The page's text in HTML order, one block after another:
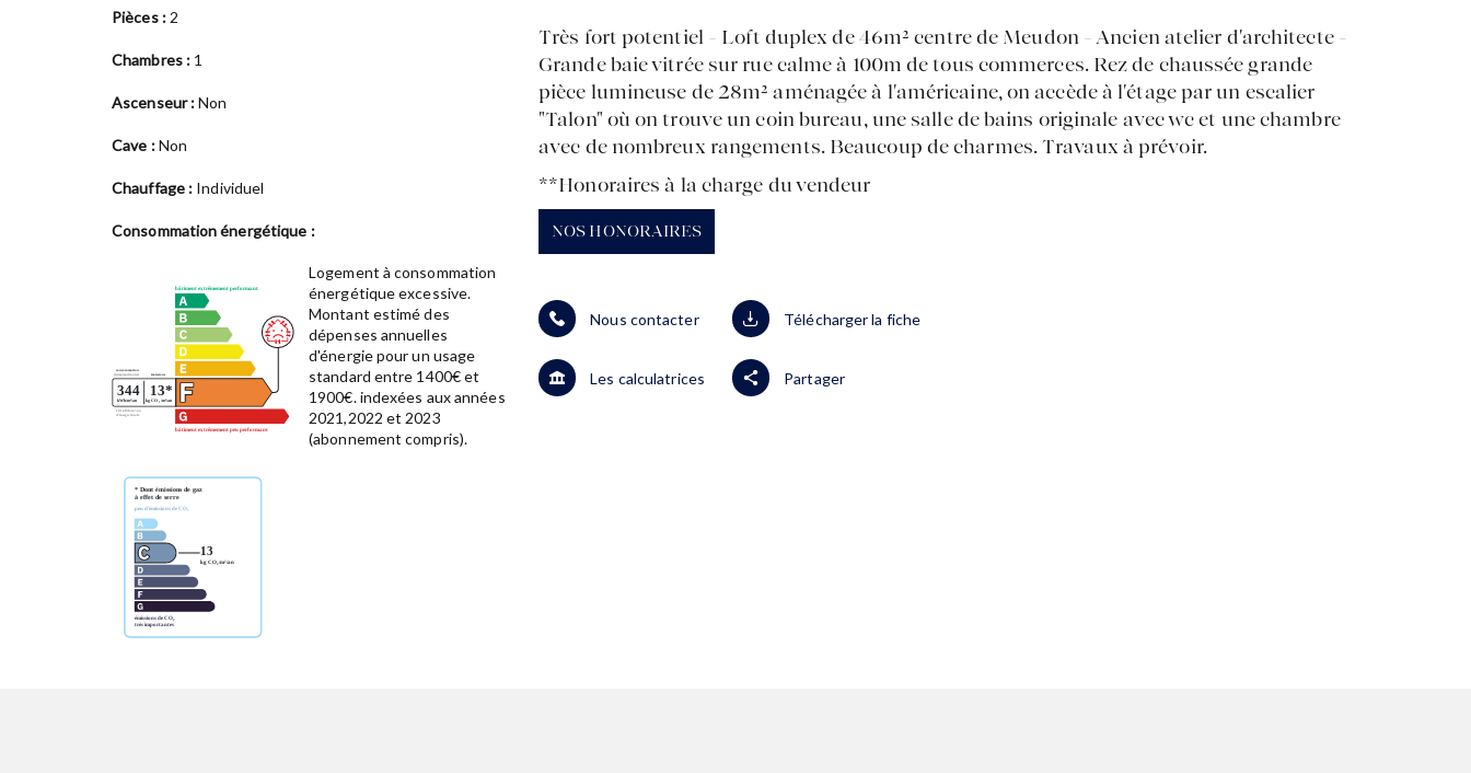
Pièces : 2
Chambres : 1
Ascenseur :Non
Cave :Non
Chauffage : Individuel
Consommation énergétique :
Logement à consommation
énergétique excessive.
Montant estimé des
dépenses annuelles
d'énergie pour un usage
standard entre 1400€ et
1900€. indexées aux années
2021,2022 et 2023
(abonnement compris).
Très fort potentiel - Loft duplex de 46m² centre de Meudon - Ancien atelier d'architecte -
Grande baie vitrée sur rue calme à 100m de tous commerces. Rez de chaussée grande
pièce lumineuse de 28m² aménagée à l'américaine, on accède à l'étage par un escalier
"Talon" où on trouve un coin bureau, une salle de bains originale avec wc et une chambre
avec de nombreux rangements. Beaucoup de charmes. Travaux à prévoir.
**Honoraires à la charge du vendeur
NOS HONORAIRES
Nous contacter
Les calculatrices
Télécharger la fiche
Partager